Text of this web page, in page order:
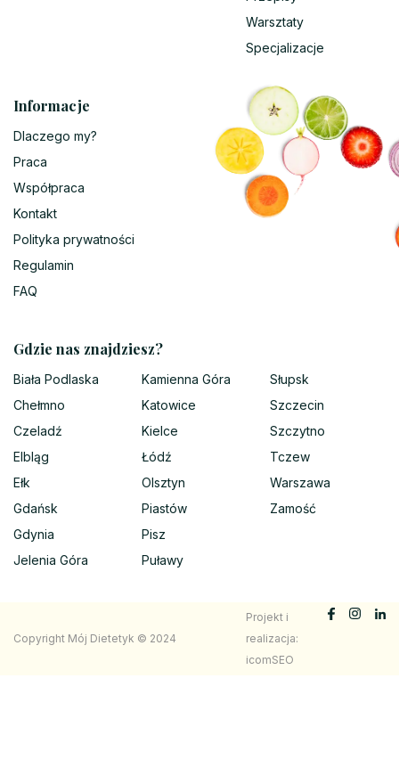
Warsztaty
Specjalizacje
Informacje
Dlaczego my?
Praca
Współpraca
Kontakt
Polityka prywatności
Regulamin
FAQ
Gdzie nas znajdziesz?
Biała Podlaska
Chełmno
Czeladź
Elbląg
Ełk
Gdańsk
Gdynia
Jelenia Góra
Kamienna Góra
Katowice
Kielce
Łódź
Olsztyn
Piastów
Pisz
Puławy
Słupsk
Szczecin
Szczytno
Tczew
Warszawa
Zamość
Copyright Mój Dietetyk © 2024
Projekt i
realizacja:
icomSEO